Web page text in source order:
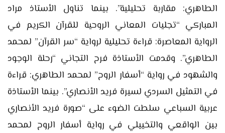
الطاهري: مقاربة تحليلية”. بينما تناول الأستاذ مراد
المباركي “تجليات المعاني الروحية للقرآن الكريم في
الرواية المعاصرة: قراءة تحليلية لرواية “سر القرآن” لمحمد
الطاهري”. وقدمت الأستاذة فرح التجاني “رحلة الوجود
والشهود في رواية “أسفار الروح” لمحمد الطاهري: قراءة
في التمثيل السردي لسيرة فريد الأنصاري”. بينما الأستاذة
عربية السباعي سلطت الضوء على “صورة فريد الأنصاري
بين الواقعي والتخييلي في رواية أسفار الروح لمحمد